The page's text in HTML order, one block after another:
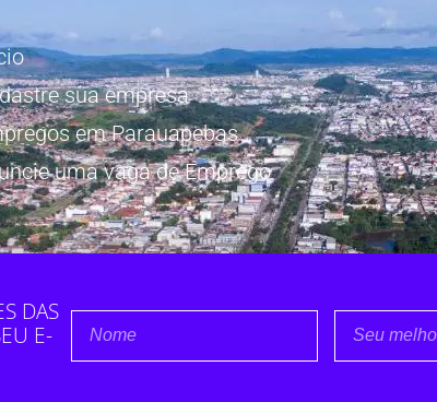
sua empresa
em Parauapebas
uma vaga de Emprego
DAS
E-